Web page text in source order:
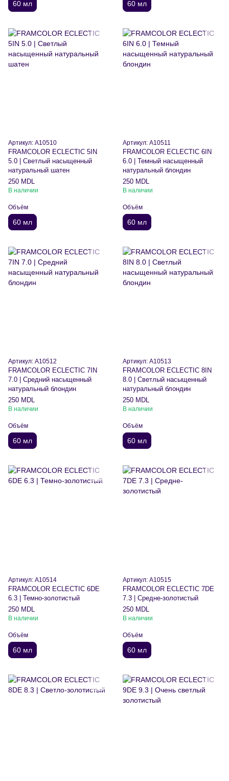
60 мл 60 мл
Артикул: A10510
FRAMCOLOR ECLECTIC 5IN
5.0 | Светлый насыщенный
натуральный шатен
250 MDL
В наличии
Объём
60 мл
Артикул: A10511
FRAMCOLOR ECLECTIC 6IN
6.0 | Темный насыщенный
натуральный блондин
250 MDL
В наличии
Объём
60 мл
Артикул: A10512
FRAMCOLOR ECLECTIC 7IN
7.0 | Средний насыщенный
натуральный блондин
250 MDL
В наличии
Объём
60 мл
Артикул: A10513
FRAMCOLOR ECLECTIC 8IN
8.0 | Светлый насыщенный
натуральный блондин
250 MDL
В наличии
Объём
60 мл
Артикул: A10514
FRAMCOLOR ECLECTIC 6DE
6.3 | Темно-золотистый
250 MDL
В наличии
Объём
60 мл
Артикул: A10515
FRAMCOLOR ECLECTIC 7DE
7.3 | Средне-золотистый
250 MDL
В наличии
Объём
60 мл